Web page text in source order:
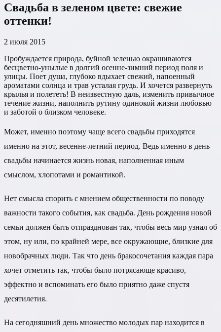
Свадьба в зеленом цвете: свежие
оттенки!
2 июля 2015
Пробуждается природа, буйной зеленью окрашиваются
бесцветно-унылые в долгий осенне-зимний период поля и
улицы. Поет душа, глубоко вдыхает свежий, напоенный
ароматами солнца и трав усталая грудь. И хочется развернуть
крылья и полететь! В неизвестную даль, изменить привычное
течение жизни, наполнить рутину одинокой жизни любовью
и заботой о близком человеке.
Может, именно поэтому чаще всего свадьбы приходятся
именно на этот, весенне-летний период. Ведь именно в день
свадьбы начинается жизнь новая, наполненная иным
смыслом, хлопотами и романтикой.
Нет смысла спорить с мнением общественности по поводу
важности такого события, как свадьба. День рождения новой
семьи должен быть отпразднован так, чтобы весь мир узнал об
этом, ну или, по крайней мере, все окружающие, близкие для
новобрачных люди. Так что день бракосочетания каждая пара
хочет отметить так, чтобы было потрясающе красиво,
эффектно и вспоминать его было приятно даже спустя
десятилетия.
На сегодняшний день множество молодых пар находится в